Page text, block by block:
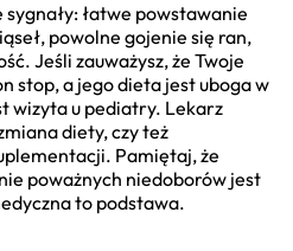
łatwe powstawanie
powolne gojenie się ran,
Jeśli zauważysz, że Twoje
stop, a jego dieta jest uboga w
wizyta u pediatry. Lekarz
diety, czy też
Pamiętaj, że
poważnych niedoborów jest
to podstawa.